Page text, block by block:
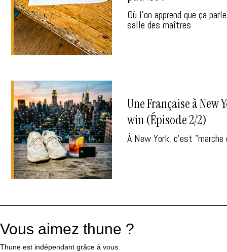
Où l'on apprend que ça
salle des maîtres
Une Française à New
win (Épisode 2/2)
À New York, c'est "marche
Vous aimez thune ?
Thune est indépendant grâce à vous.